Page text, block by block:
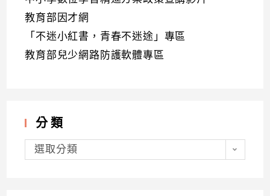
教育部因才網
「不迷小紅書，青春不迷途」專區
教育部兒少網路防護軟體專區
分類
分
類選取分類